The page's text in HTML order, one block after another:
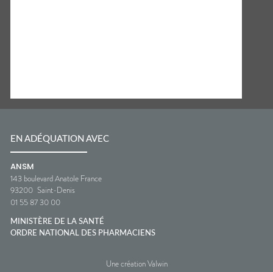
EN ADÉQUATION AVEC
ANSM
143 boulevard Anatole France
93200 Saint-Denis
01 55 87 30 00
MINISTÈRE DE LA SANTÉ
ORDRE NATIONAL DES PHARMACIENS
Une création Valwin